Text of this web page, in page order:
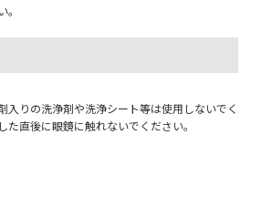
りの洗浄剤や洗浄シート等は使用しないでく
直後に眼鏡に触れないでください。